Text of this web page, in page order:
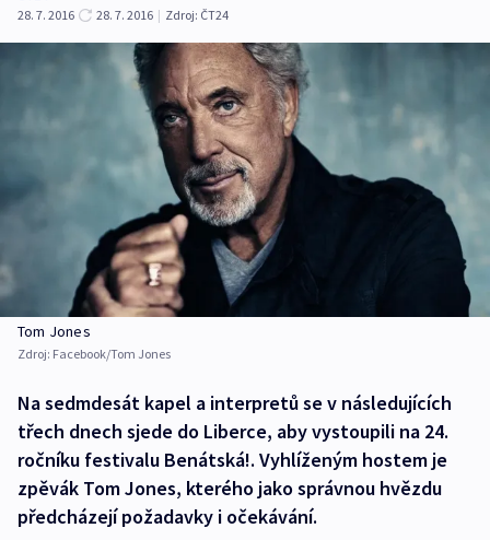
28. 7. 2016
28. 7. 2016 | Zdroj: ČT24
Tom Jones
Zdroj: Facebook/Tom Jones
Na sedmdesát kapel a interpretů se v následujících
třech dnech sjede do Liberce, aby vystoupili na 24.
ročníku festivalu Benátská!. Vyhlíženým hostem je
zpěvák Tom Jones, kterého jako správnou hvězdu
předcházejí požadavky i očekávání.